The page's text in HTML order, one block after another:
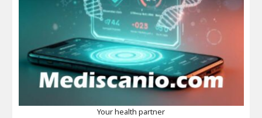
Your health partner